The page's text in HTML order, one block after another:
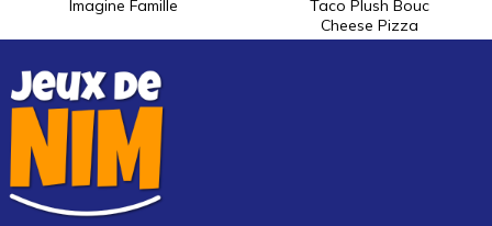
Imagine Famille
Taco Plush Bouc
Cheese Pizza